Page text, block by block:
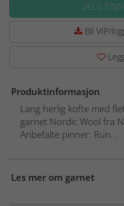
VELG
Bli VIP/
Produktinformasjon
Lang herlig kofte med
garnet Nordic Wool fra
Anbefalte pinner: Run...
Les mer om garnet